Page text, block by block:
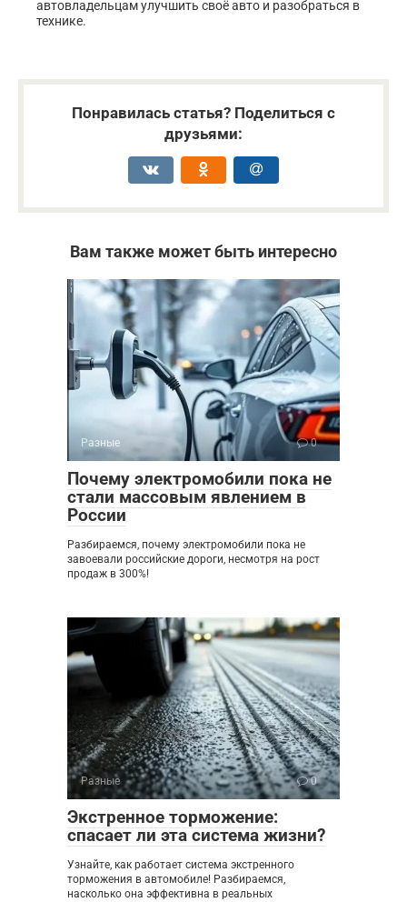
автовладельцам улучшить своё авто и разобраться в
технике.
Понравилась статья? Поделиться с
друзьями:
Вам также может быть интересно
Разные 0
Почему электромобили пока не
стали массовым явлением в
России
Разбираемся, почему электромобили пока не
завоевали российские дороги, несмотря на рост
продаж в 300%!
Разные 0
Экстренное торможение:
спасает ли эта система жизни?
Узнайте, как работает система экстренного
торможения в автомобиле! Разбираемся,
насколько она эффективна в реальных